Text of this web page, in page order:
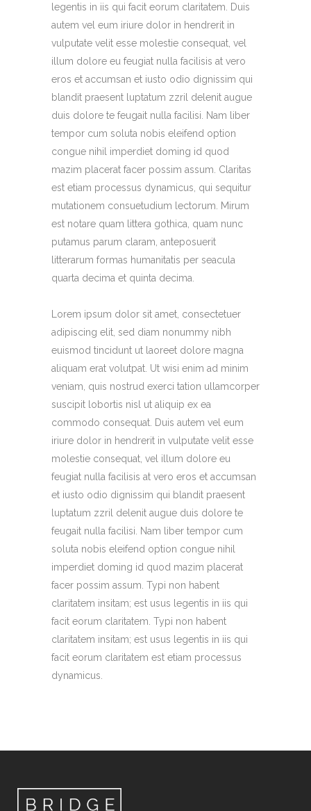
legentis in iis qui facit eorum claritatem. Duis
autem vel eum iriure dolor in hendrerit in
vulputate velit esse molestie consequat, vel
illum dolore eu feugiat nulla facilisis at vero
eros et accumsan et iusto odio dignissim qui
blandit praesent luptatum zzril delenit augue
duis dolore te feugait nulla facilisi. Nam liber
tempor cum soluta nobis eleifend option
congue nihil imperdiet doming id quod
mazim placerat facer possim assum. Claritas
est etiam processus dynamicus, qui sequitur
mutationem consuetudium lectorum. Mirum
est notare quam littera gothica, quam nunc
putamus parum claram, anteposuerit
litterarum formas humanitatis per seacula
quarta decima et quinta decima.
Lorem ipsum dolor sit amet, consectetuer
adipiscing elit, sed diam nonummy nibh
euismod tincidunt ut laoreet dolore magna
aliquam erat volutpat. Ut wisi enim ad minim
veniam, quis nostrud exerci tation ullamcorper
suscipit lobortis nisl ut aliquip ex ea
commodo consequat. Duis autem vel eum
iriure dolor in hendrerit in vulputate velit esse
molestie consequat, vel illum dolore eu
feugiat nulla facilisis at vero eros et accumsan
et iusto odio dignissim qui blandit praesent
luptatum zzril delenit augue duis dolore te
feugait nulla facilisi. Nam liber tempor cum
soluta nobis eleifend option congue nihil
imperdiet doming id quod mazim placerat
facer possim assum. Typi non habent
claritatem insitam; est usus legentis in iis qui
facit eorum claritatem. Typi non habent
claritatem insitam; est usus legentis in iis qui
facit eorum claritatem est etiam processus
dynamicus.